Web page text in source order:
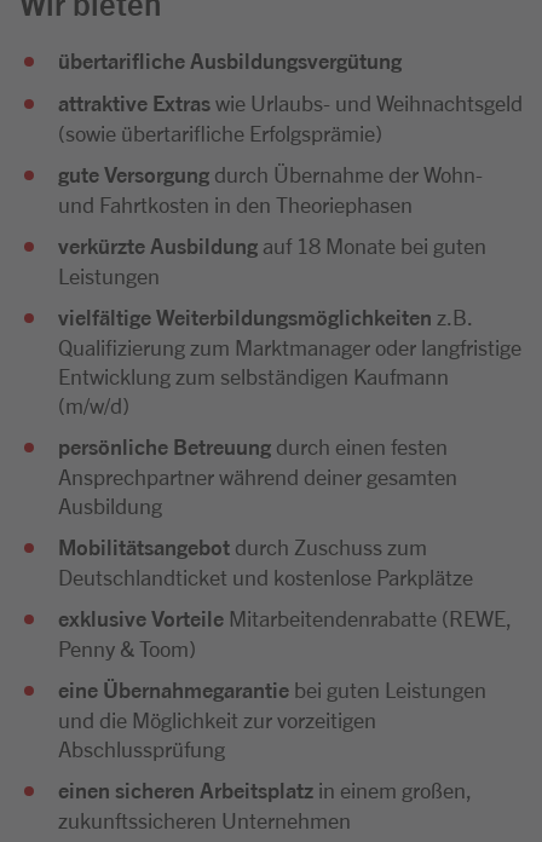
übertarifliche Ausbildungsvergütung
attraktive Extraswie Urlaubs- und Weihnachtsgeld
(sowie übertarifliche Erfolgsprämie)
gute Versorgung durch Übernahme der Wohn-
und Fahrtkosten in den Theoriephasen
verkürzte Ausbildung auf 18 Monate bei guten
Leistungen
vielfältige Weiterbildungsmöglichkeiten z.B.
Qualifizierung zum Marktmanager oder langfristige
Entwicklung zum selbständigen Kaufmann
(m/w/d)
persönliche Betreuung durch einen festen
Ansprechpartner während deiner gesamten
Ausbildung
Mobilitätsangebot durch Zuschuss zum
Deutschlandticket und kostenlose Parkplätze
exklusive Vorteile Mitarbeitendenrabatte (REWE,
Penny & Toom)
eine Übernahmegarantie bei guten Leistungen
und die Möglichkeit zur vorzeitigen
Abschlussprüfung
einen sicheren Arbeitsplatz in einem großen,
zukunftssicheren Unternehmen